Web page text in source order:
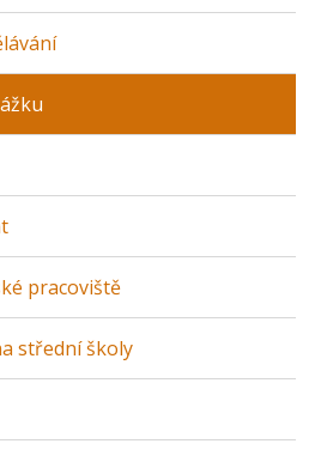
pracoviště
střední školy